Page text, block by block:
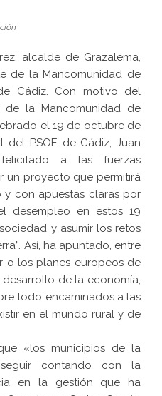
alcalde de Grazalema,
de la Mancomunidad de
Cádiz. Con motivo del
la Mancomunidad de
el 19 de octubre de
del PSOE de Cádiz, Juan
a las fuerzas
un proyecto que permitirá
y con apuestas claras por
desempleo en estos 19
y asumir los retos
Así, ha apuntado, entre
o los planes europeos de
de la economía,
todo encaminados a las
en el mundo rural y de
«los municipios de la
contando con la
en la gestión que ha